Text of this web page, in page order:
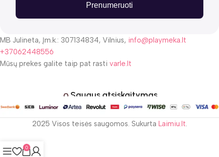
Prenumeruoti
MB Julineta, Įm.k.: 307134834, Vilnius, info@playmeka.lt
+37062448556
Mūsų prekes galite taip pat rasti varle.lt
Saugus atsiskaitymas
2025 Visos teisės saugomos. Sukurta Laimiu.lt.
0